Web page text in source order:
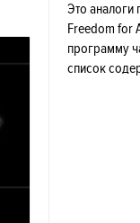
Это
Freedom for
программу
список